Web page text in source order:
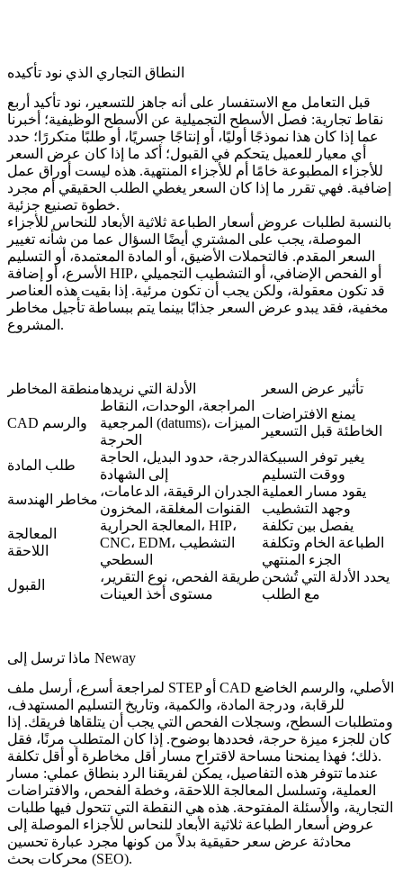
النطاق التجاري الذي نود تأكيده
قبل التعامل مع الاستفسار على أنه جاهز للتسعير، نود تأكيد أربع
نقاط تجارية: فصل الأسطح التجميلية عن الأسطح الوظيفية؛ أخبرنا
عما إذا كان هذا نموذجًا أوليًا، أو إنتاجًا جسريًا، أو طلبًا متكررًا؛ حدد
أي معيار للعميل يتحكم في القبول؛ أكد ما إذا كان عرض السعر
للأجزاء المطبوعة خامًا أم للأجزاء المنتهية. هذه ليست أوراق عمل
إضافية. فهي تقرر ما إذا كان السعر يغطي الطلب الحقيقي أم مجرد
خطوة تصنيع جزئية.
بالنسبة لطلبات عروض أسعار الطباعة ثلاثية الأبعاد للنحاس للأجزاء
الموصلة، يجب على المشتري أيضًا السؤال عما من شأنه تغيير
السعر المقدم. فالتحملات الأضيق، أو المادة المعتمدة، أو التسليم
الأسرع، أو إضافة HIP، أو الفحص الإضافي، أو التشطيب التجميلي
قد تكون معقولة، ولكن يجب أن تكون مرئية. إذا بقيت هذه العناصر
مخفية، فقد يبدو عرض السعر جذابًا بينما يتم ببساطة تأجيل مخاطر
المشروع.
منطقة المخاطرالأدلة التي نريدها تأثير عرض السعر
CAD والرسم
المراجعة، الوحدات، النقاط
المرجعية (datums)، الميزات
الحرجة
يمنع الافتراضات
الخاطئة قبل التسعير
طلب المادة
الدرجة، حدود البديل، الحاجة
إلى الشهادة
يغير توفر السبيكة
ووقت التسليم
مخاطر الهندسة
الجدران الرقيقة، الدعامات،
القنوات المغلقة، المخزون
يقود مسار العملية
وجهد التشطيب
المعالجة
اللاحقة
المعالجة الحرارية، HIP،
CNC، EDM، التشطيب
السطحي
يفصل بين تكلفة
الطباعة الخام وتكلفة
الجزء المنتهي
القبول
طريقة الفحص، نوع التقرير،
مستوى أخذ العينات
يحدد الأدلة التي تُشحن
مع الطلب
ماذا ترسل إلى Neway
لمراجعة أسرع، أرسل ملف STEP أو CAD الأصلي، والرسم الخاضع
للرقابة، ودرجة المادة، والكمية، وتاريخ التسليم المستهدف،
ومتطلبات السطح، وسجلات الفحص التي يجب أن يتلقاها فريقك. إذا
كان للجزء ميزة حرجة، فحددها بوضوح. إذا كان المتطلب مرنًا، فقل
ذلك؛ فهذا يمنحنا مساحة لاقتراح مسار أقل مخاطرة أو أقل تكلفة.
عندما تتوفر هذه التفاصيل، يمكن لفريقنا الرد بنطاق عملي: مسار
العملية، وتسلسل المعالجة اللاحقة، وخطة الفحص، والافتراضات
التجارية، والأسئلة المفتوحة. هذه هي النقطة التي تتحول فيها طلبات
عروض أسعار الطباعة ثلاثية الأبعاد للنحاس للأجزاء الموصلة إلى
محادثة عرض سعر حقيقية بدلاً من كونها مجرد عبارة تحسين
محركات بحث (SEO).